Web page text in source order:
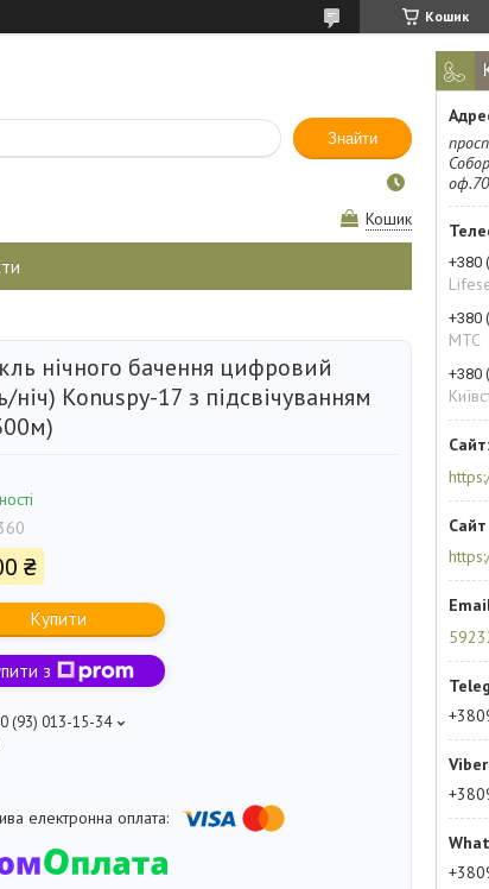
Кошик
Знайти
Кошик
нічного бачення цифровий
ніч) Konuspy-17 з підсвічуванням
₴
Купити
з
(93) 013-15-34
+380
+380
МТС
+380